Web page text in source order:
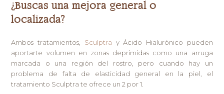
¿Buscas una mejora general o
localizada?
Ambos tratamientos, Sculptra y Ácido Hialurónico pueden
aportarte volumen en zonas deprimidas como una arruga
marcada o una región del rostro, pero cuando hay un
problema de falta de elasticidad general en la piel, el
tratamiento Sculptra te ofrece un 2 por 1.